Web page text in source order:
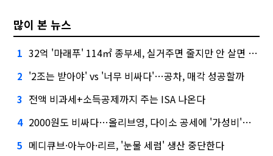
많이 본 뉴스
1 32억 '마래푸' 114㎡ 종부세, 실거주면 줄지만 안 살면 2.5배
2 '2조는 받아야' vs '너무 비싸다'…공차, 매각 성공할까
3 전액 비과세+소득공제까지 주는 ISA 나온다
4 2000원도 비싸다…올리브영, 다이소 공세에 '가성비'로 맞불
5 메디큐브·아누아·리르, '눈물 세럼' 생산 중단한다